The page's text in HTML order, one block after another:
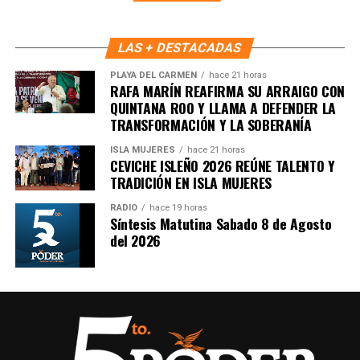
nuevas oportunidades para la población del sur.
Bajo esta visión, Chetumal avanza como un punto
estratégico para la diversificación económica de Quintana
Roo, reafirmando el compromiso del gobierno estatal de
Fuente: 5to Poder Agencia de Noticias
LAS + DESTACADAS
PLAYA DEL CARMEN hace 21 horas
RAFA MARÍN REAFIRMA SU ARRAIGO CON
QUINTANA ROO Y LLAMA A DEFENDER LA
TRANSFORMACIÓN Y LA SOBERANÍA
ISLA MUJERES hace 21 horas
CEVICHE ISLEÑO 2026 REÚNE TALENTO Y
TRADICIÓN EN ISLA MUJERES
RADIO hace 19 horas
Síntesis Matutina Sabado 8 de Agosto
del 2026